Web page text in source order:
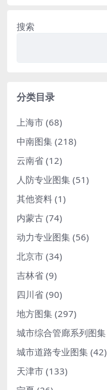
搜索
分类目录
上海市 (68)
中南图集 (218)
云南省 (12)
人防专业图集 (51)
其他资料 (1)
内蒙古 (74)
动力专业图集 (56)
北京市 (34)
吉林省 (9)
四川省 (90)
地方图集 (297)
城市综合管廊系列图集
城市道路专业图集 (42)
天津市 (133)